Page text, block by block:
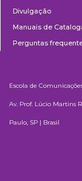
Divulgação
Manuais de
Perguntas
Escola de
Av. Prof. Lúcio Martins
Paulo, SP | Brasil